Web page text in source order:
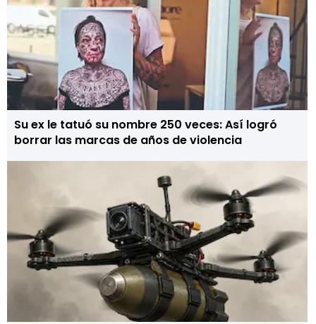
Su ex le tatuó su nombre 250 veces: Así logró
borrar las marcas de años de violencia